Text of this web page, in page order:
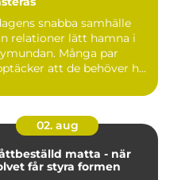
snabba samhälle
relationer lätt hamna i
Många par
att de behöver h...
02. aug
matta - när
får styra formen